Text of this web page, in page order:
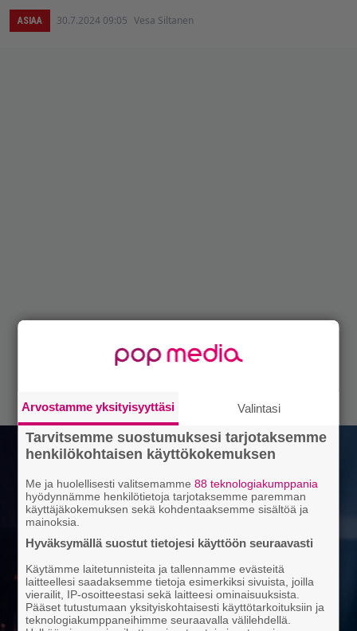
ASIAA 30.7.2024 09:05 Vesa Siltanen
Arvostamme yksityisyyttäsi Valintasi
Tarvitsemme suostumuksesi tarjotaksemme
henkilökohtaisen käyttökokemuksen
Me ja huolellisesti valitsemamme88 teknologiakumppania
hyödynnämme henkilötietoja tarjotaksemme paremman
käyttäjäkokemuksen sekä kohdentaaksemme sisältöä ja
mainoksia.
Hyväksymällä suostut tietojesi käyttöön seuraavasti
Käytämme laitetunnisteita ja tallennamme evästeitä
laitteellesi saadaksemme tietoja esimerkiksi sivuista, joilla
vierailit, IP-osoitteestasi sekä laitteesi ominaisuuksista.
Pääset tutustumaan yksityiskohtaisesti käyttötarkoituksiin ja
teknologiakumppaneihimme seuraavalla välilehdellä.